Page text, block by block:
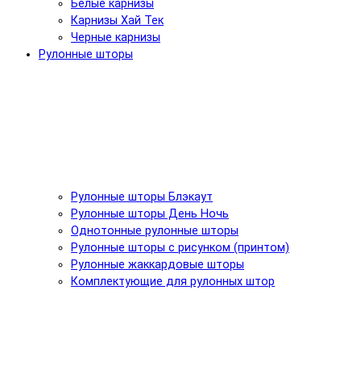
Белые карнизы
Карнизы Хай Тек
Черные карнизы
Рулонные шторы
Рулонные шторы Блэкаут
Рулонные шторы День Ночь
Однотонные рулонные шторы
Рулонные шторы с рисунком (принтом)
Рулонные жаккардовые шторы
Комплектующие для рулонных штор